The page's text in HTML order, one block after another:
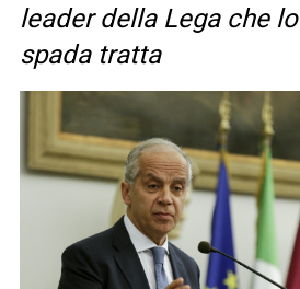
leader della Lega che
spada tratta